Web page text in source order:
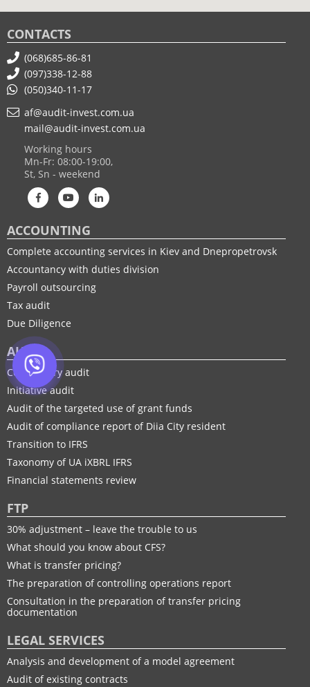
CONTACTS
(068)685-86-81
(097)338-12-88
(050)340-11-17
af@audit-invest.com.ua
mail@audit-invest.com.ua
Working hours
Mn-Fr: 08:00-19:00,
St, Sn - weekend
ACCOUNTING
Complete accounting services in Kiev and Dnepropetrovsk
Accountancy with duties division
Payroll outsourcing
Tax audit
Due Diligence
AUDIT
Compulsory audit
Initiative audit
Audit of the targeted use of grant funds
Audit of compliance report of Diia City resident
Transition to IFRS
Taxonomy of UA іXBRL IFRS
Financial statements review
FTP
30% adjustment – leave the trouble to us
What should you know about CFS?
What is transfer pricing?
The preparation of controlling operations report
Consultation in the preparation of transfer pricing
documentation
LEGAL SERVICES
Analysis and development of a model agreement
Audit of existing contracts